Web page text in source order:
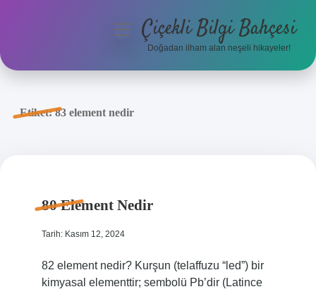
Anasayfa
menüyüÇiçekli Bilgi Bahçesi
Doğadan ilham alan neşeli hikayeler!
Etiket:83 element nedir
80 Element Nedir
Tarih: Kasım 12, 2024
82 element nedir? Kurşun (telaffuzu “led”) bir
kimyasal elementtir; sembolü Pb’dir (Latince